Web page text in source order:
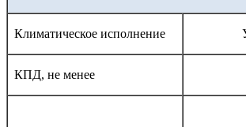
Климатическое исполнение
КПД, не менее